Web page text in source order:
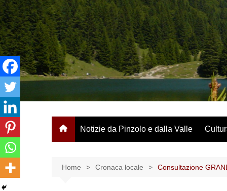
Salta
al
contenuto
Notizie da Pinzolo e dalla Valle
Home Cronaca locale Consultazione